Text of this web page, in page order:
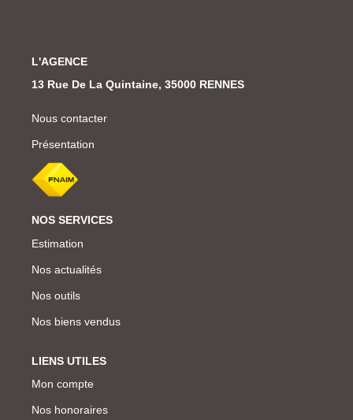
L'AGENCE
13 Rue De La Quintaine, 35000 RENNES
Nous contacter
Présentation
NOS SERVICES
Estimation
Nos actualités
Nos outils
Nos biens vendus
LIENS UTILES
Mon compte
Nos honoraires